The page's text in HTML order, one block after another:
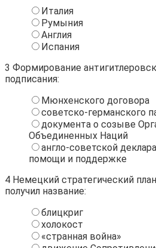
Италия
Румыния
Англия
Испания
3 Формирование
подписания:
Мюнхенского договора
советско-германского
документа о созыве
Объединенных Наций
англо-советской
помощи и поддержке
4 Немецкий стратегический
получил название:
блицкриг
холокост
«странная война»